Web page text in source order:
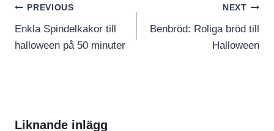
Inläggsnavigering
PREVIOUS
Enkla Spindelkakor till
halloween på 50 minuter
NEXT
Benbröd: Roliga bröd till
Halloween
Liknande inlägg